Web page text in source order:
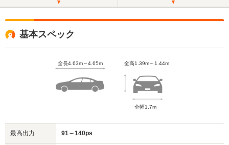
基本スペック
全長4.63m～4.65m 全高1.39m～1.44m
全幅1.7m
最高出力 91～140ps